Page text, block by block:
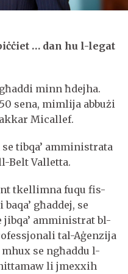
… dan hu l-legat
minn ħdejha.
sena, mimlija abbużi
Micallef.
tibqa’ amministrata
Belt Valletta.
tkellimna fuqu fis-
għaddej, se
amministrat bl-
tal-Aġenzija
se ngħaddu l-
li jmexxih